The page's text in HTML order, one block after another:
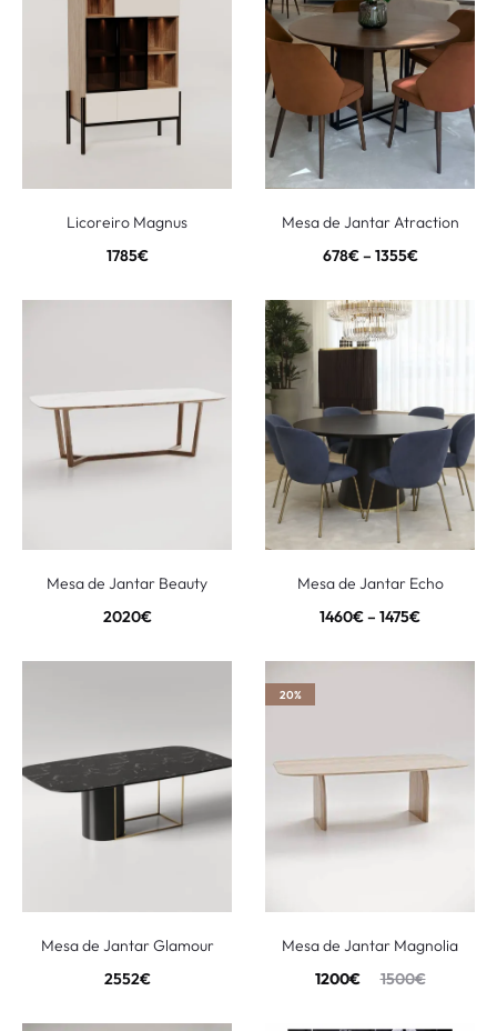
Licoreiro Magnus
1785€
Mesa de Jantar Atraction
678€– 1355€
Mesa de Jantar Beauty
2020€
Mesa de Jantar Echo
1460€– 1475€
Mesa de Jantar Glamour
2552€
20%
Mesa de Jantar Magnolia
1500€
1200€